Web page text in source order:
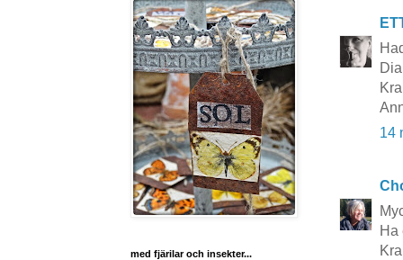
14
Ha
med fjärilar och insekter...